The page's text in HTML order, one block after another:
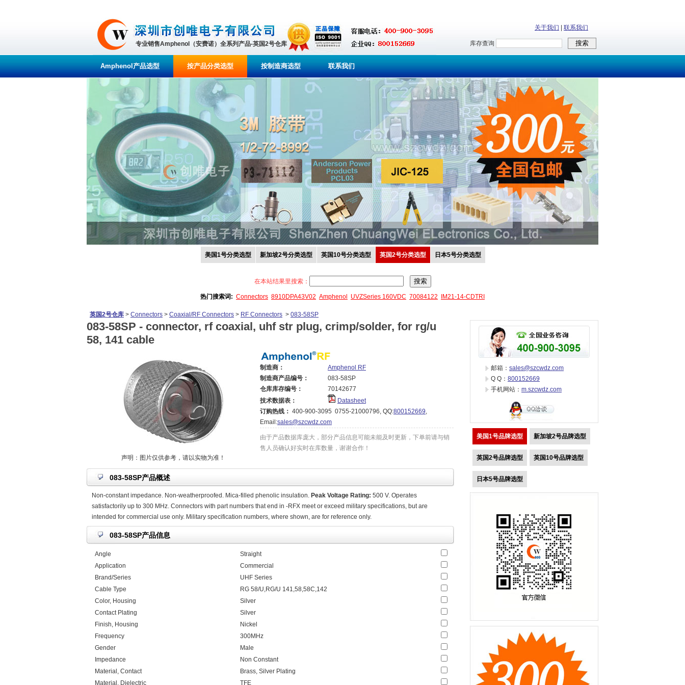
专业销售Amphenol（安费诺）全系列产品-英国2号仓库
关于我们 联系我们
库存查询
Amphenol产品选型 按产品分类选型 按制造商选型 联系我们
美国1号分类选型 新加坡2号分类选型 英国10号分类选型 英国2号分类选型 日本5号分类选型
在本站结果里搜索：
热门搜索词: Connectors 8910DPA43V02 Amphenol UVZSeries 160VDC 70084122 IM21-14-CDTRI
英国2号仓库 > Connectors > Coaxial/RF Connectors > RF Connectors > 083-58SP
083-58SP - connector, rf coaxial, uhf str plug, crimp/solder, for rg/u
58, 141 cable
声明：图片仅供参考，请以实物为准！
制造商：
Amphenol RF
制造商产品编号：
083-58SP
仓库库存编号：
70142677
技术数据表：
Datasheet
订购热线： 400-900-3095 0755-21000796, QQ:800152669,
Email:sales@szcwdz.com
由于产品数据库庞大，部分产品信息可能未能及时更新，下单前请与销
售人员确认好实时在库数量，谢谢合作！
083-58SP产品概述
Non-constant impedance. Non-weatherproofed. Mica-filled phenolic insulation. Peak Voltage Rating: 500 V. Operates
satisfactorily up to 300 MHz. Connectors with part numbers that end in -RFX meet or exceed military specifications, but are
intended for commercial use only. Military specification numbers, where shown, are for reference only.
083-58SP产品信息
Angle
Straight
Application
Commercial
Brand/Series
UHF Series
Cable Type
RG 58/U,RG/U 141,58,58C,142
Color, Housing
Silver
Contact Plating
Silver
Finish, Housing
Nickel
Frequency
300MHz
Gender
Male
Impedance
Non Constant
Material, Contact
Brass, Silver Plating
Material, Dielectric
TFE
邮箱： sales@szcwdz.com
Q Q： 800152669
手机网站： m.szcwdz.com
美国1号品牌选型 新加坡2号品牌选型
英国2号品牌选型 英国10号品牌选型
日本5号品牌选型